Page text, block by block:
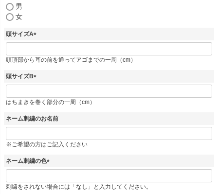
(
須
男
女
頭サイズA
(
必
須
頭頂部から耳の前を通ってアゴまでの一周（cm）
頭サイズB
(
必
須
はちまきを巻く部分の一周（cm）
ネーム刺繍のお名前
※ご希望の方はご記入ください
ネーム刺繍の色
(
必
須
刺繍をされない場合には「なし」と入力してください。